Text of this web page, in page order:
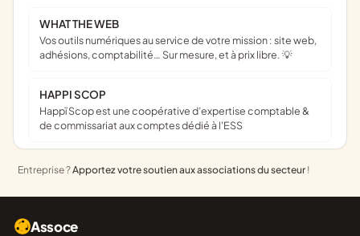
WHAT THE WEB
Vos outils numériques au service de votre mission : site web,
adhésions, comptabilité… Sur mesure, et à prix libre. 💡
HAPPI SCOP
Happï Scop est une coopérative d’expertise comptable &
de commissariat aux comptes dédié à l'ESS
Entreprise ?Apportez votre soutien aux associations du secteur !
Assoce